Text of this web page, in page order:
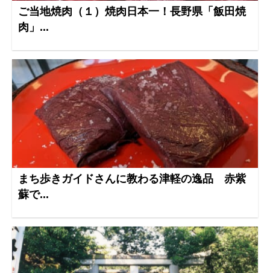
ご当地焼肉（１）焼肉日本一！長野県「飯田焼
肉」...
まち歩きガイドさんに教わる津軽の逸品 赤紫
蘇で...